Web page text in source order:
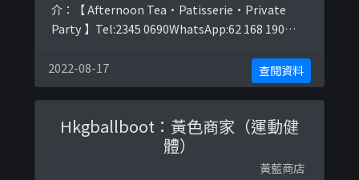
介：【 Afternoon Tea·Patisserie·Private
Party 】Tel:2345 0690WhatsApp:62 168 190香港
起☕️【下午茶主題】粉紅巴黎鐵塔 / 三層架英式下午
茶以下係相關證明貼文：
https://www.facebook.com/ltearoom2014/p ...
2022-08-17 查閱資料
Hkgballboot：黃色商家（運動健
體）
黃藍商店